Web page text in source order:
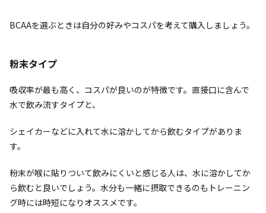
BCAAを選ぶときは自分の好みやコスパを考えて購入しましょう。
粉末タイプ
吸収率が最も高く、コスパが良いのが特徴です。直接口に含んで
水で飲み流すタイプと、
シェイカーなどに入れて水に溶かしてから飲むタイプがありま
す。
粉末が喉に貼りついて飲みにくいと感じる人は、水に溶かしてか
ら飲むと良いでしょう。水分も一緒に摂取できるのもトレーニン
グ時には時短になりオススメです。